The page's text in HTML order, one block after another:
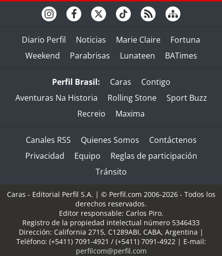
Diario Perfil Noticias Marie Claire
Fortuna
Weekend
Parabrisas Lunateen BATimes
Perfil Brasil: Caras
Contigo
Aventuras Na Historia
Rolling Stone
Sport Buzz
Recreio
Maxima
Canales RSS Quienes Somos
Contáctenos
Privacidad
Equipo
Reglas de participación
Tránsito
Caras - Editorial Perfil S.A. | © Perfil.com 2006-2026 - Todos los
derechos reservados.
Editor responsable: Carlos Piro.
Registro de la propiedad intelectual número 5346433
Dirección: California 2715, C1289ABI, CABA, Argentina |
Teléfono: (+5411) 7091-4921 / (+5411) 7091-4922 | E-mail:
perfilcom@perfil.com